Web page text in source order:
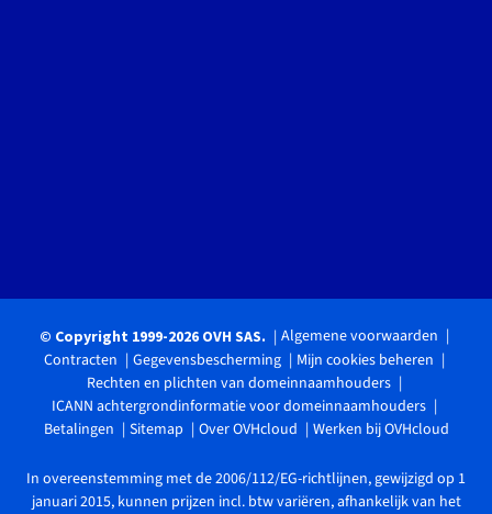
© Copyright 1999-2026 OVH SAS.
Algemene voorwaarden
Contracten
Gegevensbescherming
Mijn cookies beheren
Rechten en plichten van domeinnaamhouders
ICANN achtergrondinformatie voor domeinnaamhouders
Betalingen
Sitemap Over OVHcloud Werken bij OVHcloud
In overeenstemming met de 2006/112/EG-richtlijnen, gewijzigd op 1
januari 2015, kunnen prijzen incl. btw variëren, afhankelijk van het